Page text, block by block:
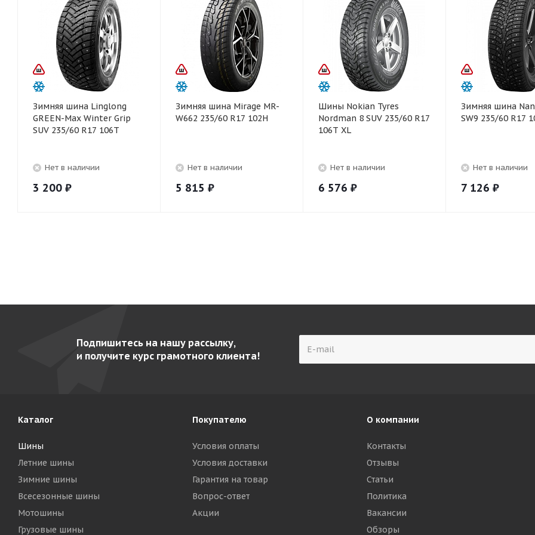
Зимняя шина Linglong
GREEN-Max Winter Grip
SUV 235/60 R17 106T
Нет в наличии
3 200 ₽
Зимняя шина Mirage MR-
W662 235/60 R17 102H
Нет в наличии
5 815 ₽
Шины Nokian Tyres
Nordman 8 SUV 235/60 R17
106T XL
Нет в наличии
6 576 ₽
Зимняя шина
SW9 235/60 R17
Нет в наличии
7 126 ₽
Подпишитесь на нашу рассылку,
и получите курс грамотного клиента!
Каталог
Шины
Летние шины
Зимние шины
Всесезонные шины
Мотошины
Грузовые шины
Покупателю
Условия оплаты
Условия доставки
Гарантия на товар
Вопрос-ответ
Акции
О компании
Контакты
Отзывы
Статьи
Политика
Вакансии
Обзоры